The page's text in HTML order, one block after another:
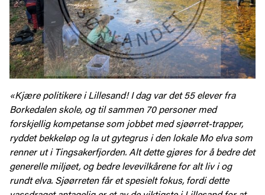
«Kjære politikere i Lillesand! I dag var det 55 elever fra
Borkedalen skole, og til sammen 70 personer med
forskjellig kompetanse som jobbet med sjøørret-trapper,
ryddet bekkeløp og la ut gytegrus i den lokale Mo elva som
renner ut i Tingsakerfjorden. Alt dette gjøres for å bedre det
generelle miljøet, og bedre levevilkårene for alt liv i og
rundt elva. Sjøørreten får et spesielt fokus, fordi dette